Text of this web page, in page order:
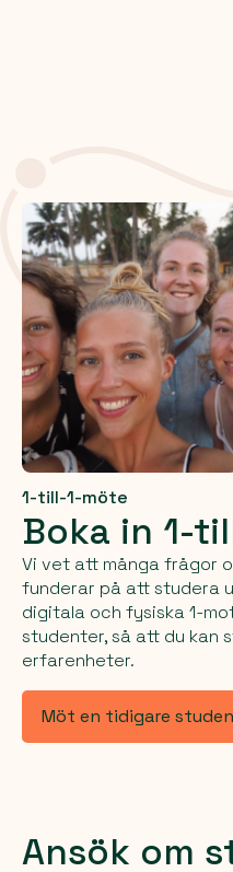
1-till-1-möte
Boka in 1-
Vi vet att många frågor
funderar på att studera
digitala och fysiska 1-
studenter, så att du kan
erfarenheter.
Möt en tidigare
Ansök om